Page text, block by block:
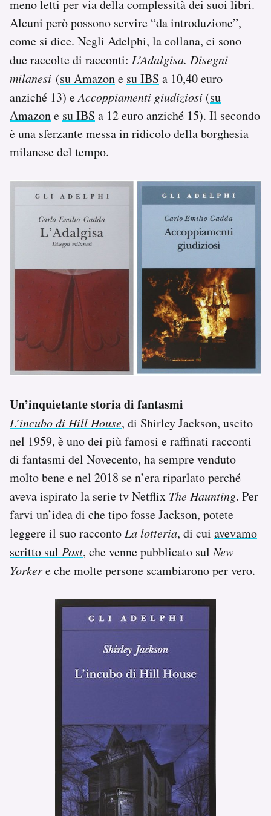
meno letti per via della complessità dei suoi libri.
Alcuni però possono servire “da introduzione”,
come si dice. Negli Adelphi, la collana, ci sono
due raccolte di racconti: L’Adalgisa. Disegni
milanesi (su Amazone su IBS a 10,40 euro
anziché 13) eAccoppiamenti giudiziosi (su
Amazone su IBS a 12 euro anziché 15). Il secondo
è una sferzante messa in ridicolo della borghesia
milanese del tempo.
Un’inquietante storia di fantasmi
L’incubo di Hill House, di Shirley Jackson, uscito
nel 1959, è uno dei più famosi e raffinati racconti
di fantasmi del Novecento, ha sempre venduto
molto bene e nel 2018 se n’era riparlato perché
aveva ispirato la serie tv Netflix The Haunting. Per
farvi un’idea di che tipo fosse Jackson, potete
leggere il suo racconto La lotteria, di cui avevamo
scritto sul Post, che venne pubblicato sulNew
Yorkere che molte persone scambiarono per vero.